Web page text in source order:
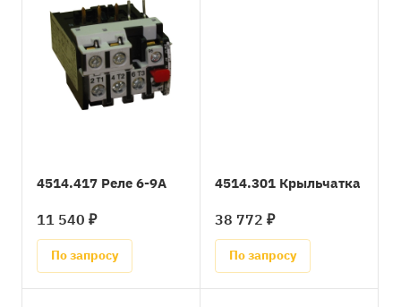
4514.417 Реле 6-9А
11 540 ₽
По запросу
4514.301 Крыльчатка
38 772 ₽
По запросу